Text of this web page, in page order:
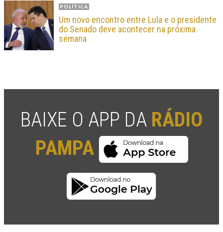
POLÍTICA
Um novo encontro entre Lula e o presidente
do Senado deve acontecer na próxima
semana
BAIXE O APP DA RÁDIO
PAMPA